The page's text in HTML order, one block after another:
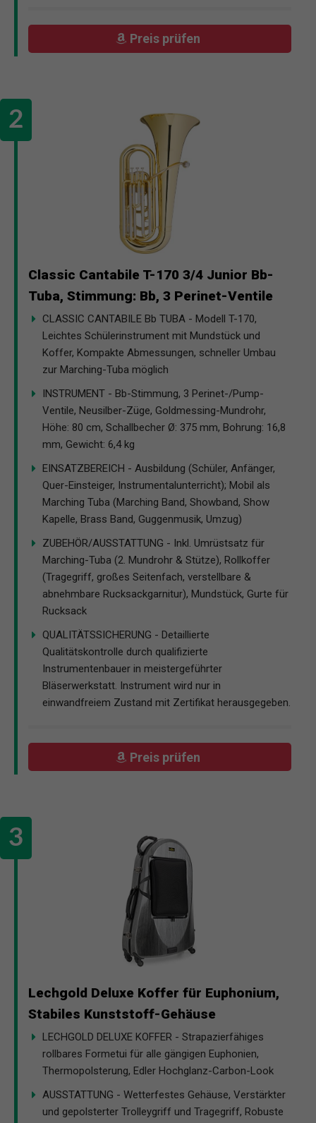
Preis prüfen
Classic Cantabile T-170 3/4 Junior Bb-
Tuba, Stimmung: Bb, 3 Perinet-Ventile
CLASSIC CANTABILE Bb TUBA - Modell T-170,
Leichtes Schülerinstrument mit Mundstück und
Koffer, Kompakte Abmessungen, schneller Umbau
zur Marching-Tuba möglich
INSTRUMENT - Bb-Stimmung, 3 Perinet-/Pump-
Ventile, Neusilber-Züge, Goldmessing-Mundrohr,
Höhe: 80 cm, Schallbecher Ø: 375 mm, Bohrung: 16,8
mm, Gewicht: 6,4 kg
EINSATZBEREICH - Ausbildung (Schüler, Anfänger,
Quer-Einsteiger, Instrumentalunterricht); Mobil als
Marching Tuba (Marching Band, Showband, Show
Kapelle, Brass Band, Guggenmusik, Umzug)
ZUBEHÖR/AUSSTATTUNG - Inkl. Umrüstsatz für
Marching-Tuba (2. Mundrohr & Stütze), Rollkoffer
(Tragegriff, großes Seitenfach, verstellbare &
abnehmbare Rucksackgarnitur), Mundstück, Gurte für
Rucksack
QUALITÄTSSICHERUNG - Detaillierte
Qualitätskontrolle durch qualifizierte
Instrumentenbauer in meistergeführter
Bläserwerkstatt. Instrument wird nur in
einwandfreiem Zustand mit Zertifikat herausgegeben.
Preis prüfen
Lechgold Deluxe Koffer für Euphonium,
Stabiles Kunststoff-Gehäuse
LECHGOLD DELUXE KOFFER - Strapazierfähiges
rollbares Formetui für alle gängigen Euphonien,
Thermopolsterung, Edler Hochglanz-Carbon-Look
AUSSTATTUNG - Wetterfestes Gehäuse, Verstärkter
und gepolsterter Trolleygriff und Tragegriff, Robuste